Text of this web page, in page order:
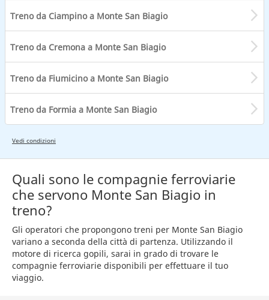
Treno da Ciampino a Monte San Biagio
Treno da Cremona a Monte San Biagio
Treno da Fiumicino a Monte San Biagio
Treno da Formia a Monte San Biagio
Vedi condizioni
Quali sono le compagnie ferroviarie
che servono Monte San Biagio in
treno?
Gli operatori che propongono treni per Monte San Biagio
variano a seconda della città di partenza. Utilizzando il
motore di ricerca gopili, sarai in grado di trovare le
compagnie ferroviarie disponibili per effettuare il tuo
viaggio.